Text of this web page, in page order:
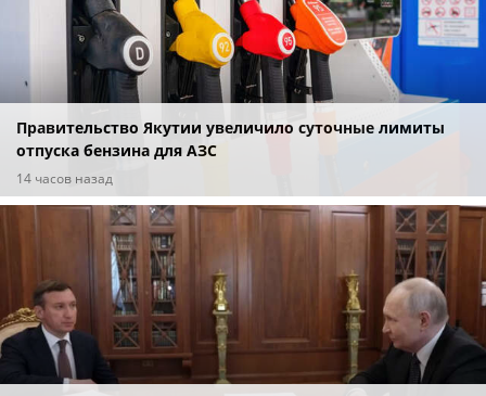
Правительство Якутии увеличило суточные лимиты
отпуска бензина для АЗС
14 часов назад